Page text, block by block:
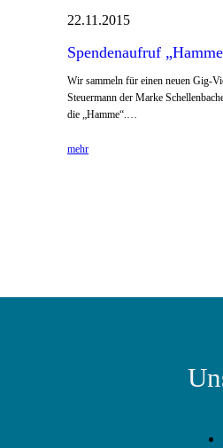
22.11.2015
Spendenaufruf
Wir sammeln für einen neuen Gig-
Steuermann der Marke
die „Hamme“.…
mehr